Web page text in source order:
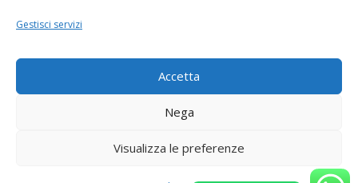
Gestisci servizi
Accetta
Nega
Visualizza le preferenze
FRIULI VENEZIA-GIULIA
LOMBARDIA
MARCHE
MOLISE
TOSCANA
TRENTINO ALTO-ADIGE